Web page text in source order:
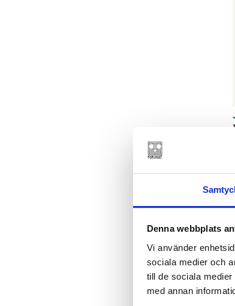
Denna webbplats
Vi använder
sociala medier och
till de sociala
med annan